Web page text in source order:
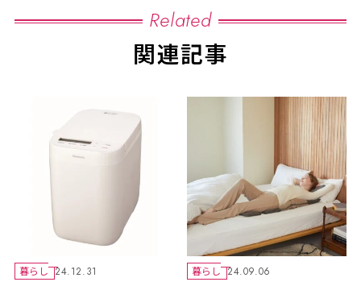
Related
関連記事
暮らし 24.12.31 暮らし 24.09.06